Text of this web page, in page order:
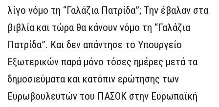
λίγο νόμο τη “Γαλάζια Πατρίδα”; Την έβαλαν στα
βιβλία και τώρα θα κάνουν νόμο τη “Γαλάζια
Πατρίδα”. Και δεν απάντησε το Υπουργείο
Εξωτερικών παρά μόνο τόσες ημέρες μετά τα
δημοσιεύματα και κατόπιν ερώτησης των
Ευρωβουλευτών του ΠΑΣΟΚ στην Ευρωπαϊκή